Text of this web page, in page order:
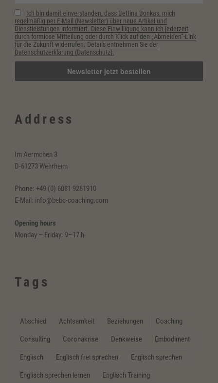
Ich bin damit einverstanden, dass Bettina Bonkas, mich
regelmäßig per E-Mail (Newsletter) über neue Artikel und
Dienstleistungen informiert. Diese Einwilligung kann ich jederzeit
durch formlose Mitteilung oder durch Klick auf den „Abmelden“-Link
für die Zukunft widerrufen. Details entnehmen Sie der
Datenschutzerklärung (Datenschutz).
Address
Im Aermchen 3
D-61273 Wehrheim
Phone: +49 (0) 6081 9261910
E-Mail: info@bebc-coaching.com
Opening hours
Monday – Friday: 9–17 h
Tags
Abschied Achtsamkeit Beziehungen Coaching
Consulting Coronakrise Denkweise Embodiment
Englisch Englisch frei sprechen Englisch sprechen
Englisch sprechen lernen Englisch Training